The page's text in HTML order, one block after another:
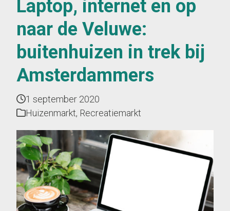
Laptop, internet en op
naar de Veluwe:
buitenhuizen in trek bij
Amsterdammers
1 september 2020
Huizenmarkt, Recreatiemarkt